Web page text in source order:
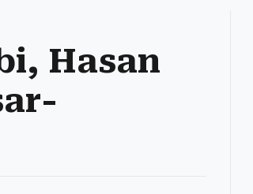
Hasan